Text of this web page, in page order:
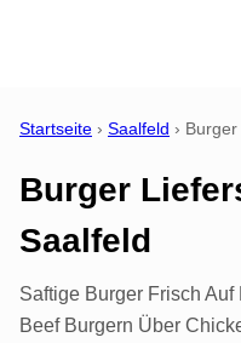
Startseite › Saalfeld › Burger
Burger
Saalfeld
Saftige Burger Frisch
Beef Burgern Über